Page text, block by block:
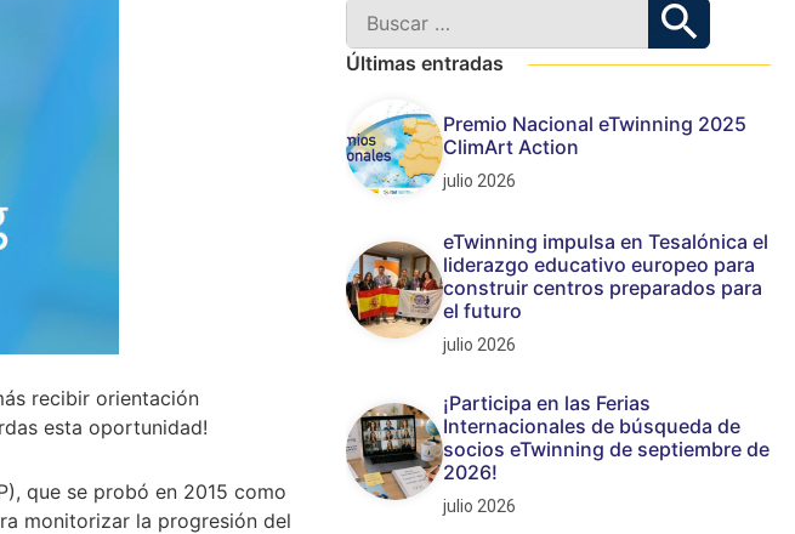
recibir orientación
esta oportunidad!
que se probó en 2015 como
monitorizar la progresión del
Últimas entradas
Premio Nacional eTwinning 2025
ClimArt Action
julio 2026
eTwinning impulsa en Tesalónica el
liderazgo educativo europeo para
construir centros preparados para
el futuro
julio 2026
¡Participa en las Ferias
Internacionales de búsqueda de
socios eTwinning de septiembre de
2026!
julio 2026